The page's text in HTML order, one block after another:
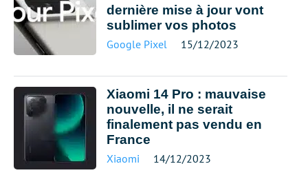
dernière mise à jour vont
sublimer vos photos
Google Pixel 15/12/2023
Xiaomi 14 Pro : mauvaise
nouvelle, il ne serait
finalement pas vendu en
France
Xiaomi 14/12/2023